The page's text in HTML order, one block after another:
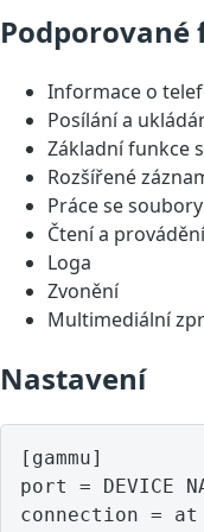
Podporované
Informace o
Posílání a
Základní funkce
Rozšířené
Práce se soubory
Čtení a
Loga
Zvonění
Multimediální
Nastavení
[gammu]
port = DEVICE